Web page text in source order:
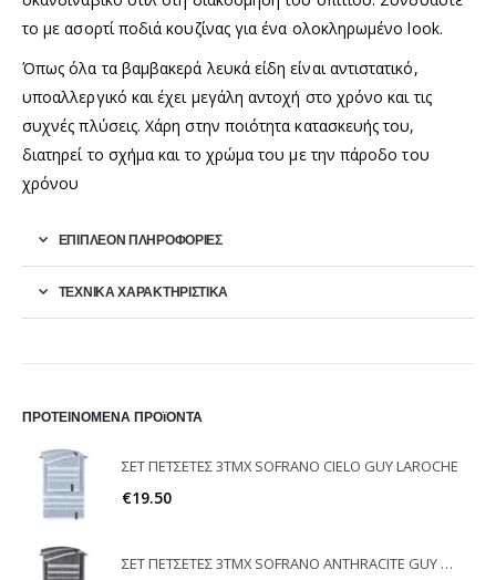
το με ασορτί ποδιά κουζίνας για ένα ολοκληρωμένο look.
Όπως όλα τα βαμβακερά λευκά είδη είναι αντιστατικό,
υποαλλεργικό και έχει μεγάλη αντοχή στο χρόνο και τις
συχνές πλύσεις. Χάρη στην ποιότητα κατασκευής του,
διατηρεί το σχήμα και το χρώμα του με την πάροδο του
χρόνου
ΕΠΙΠΛΈΟΝ ΠΛΗΡΟΦΟΡΊΕΣ
ΤΕΧΝΙΚΑ ΧΑΡΑΚΤΗΡΙΣΤΙΚΑ
ΠΡΟΤΕΙΝΟΜΕΝΑ ΠΡΟϊΟΝΤΑ
ΣΕΤ ΠΕΤΣΕΤΕΣ 3ΤΜΧ SOFRANO CIELO GUY LAROCHE
€19.50
ΣΕΤ ΠΕΤΣΕΤΕΣ 3ΤΜΧ SOFRANO ANTHRACITE GUY LAROCHE